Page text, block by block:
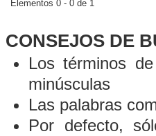
Elementos 0 - 0 de 1
CONSEJOS DE
Los términos
minúsculas
Las palabras
Por defecto,